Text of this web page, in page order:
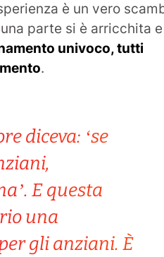
è un vero
parte si è arricchita e
univoco, tutti
.
diceva: ‘se
E questa
una
gli anziani. È